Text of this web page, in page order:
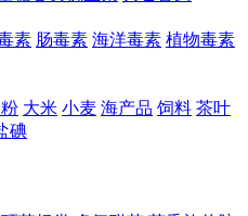
素 肠毒素 海洋毒素 植物毒素
大米 小麦 海产品 饲料 茶叶
碘